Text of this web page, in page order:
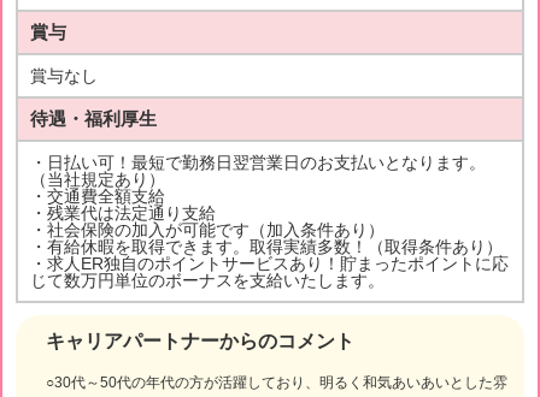
キャリアパートナーからのコメント
○30代～50代の年代の方が活躍しており、明るく和気あいあいとした雰
賞与
賞与なし
待遇・福利厚生
・日払い可！最短で勤務日翌営業日のお支払いとなります。
（当社規定あり）
・交通費全額支給
・残業代は法定通り支給
・社会保険の加入が可能です（加入条件あり）
・有給休暇を取得できます。取得実績多数！（取得条件あり）
・求人ER独自のポイントサービスあり！貯まったポイントに応
じて数万円単位のボーナスを支給いたします。